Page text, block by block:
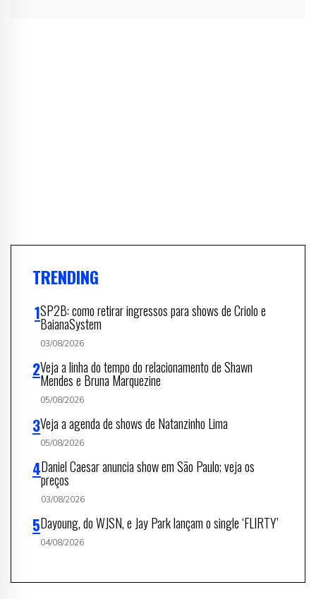
TRENDING
SP2B: como retirar ingressos para shows de Criolo e
BaianaSystem
03/08/2026
Veja a linha do tempo do relacionamento de Shawn
Mendes e Bruna Marquezine
05/08/2026
Veja a agenda de shows de Natanzinho Lima
05/08/2026
Daniel Caesar anuncia show em São Paulo; veja os
preços
03/08/2026
Dayoung, do WJSN, e Jay Park lançam o single ‘FLIRTY’
04/08/2026